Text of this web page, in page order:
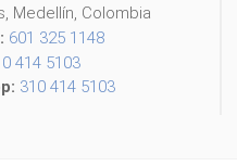
Medellín, Colombia
601 325 1148
414 5103
310 414 5103